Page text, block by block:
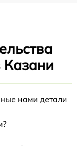
Казани
нами детали